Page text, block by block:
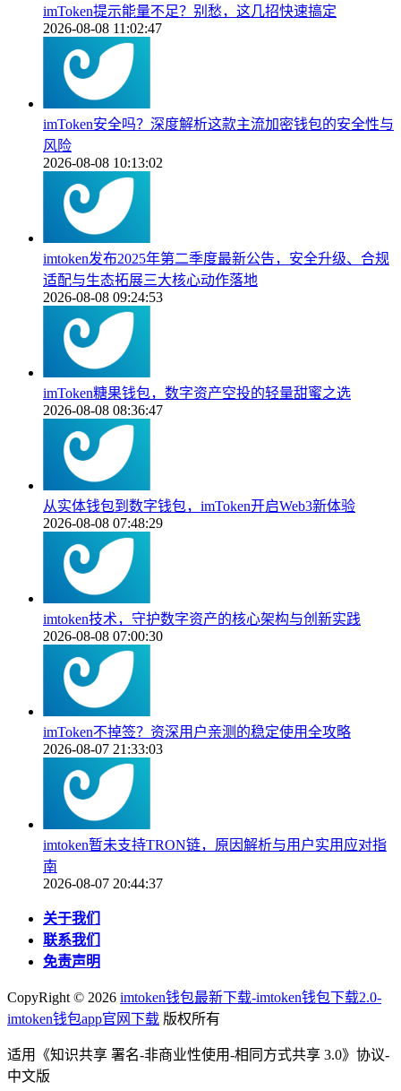
imToken提示能量不足？别愁，这几招快速搞定
2026-08-08 11:02:47
imToken安全吗？深度解析这款主流加密钱包的安全性与
风险
2026-08-08 10:13:02
imtoken发布2025年第二季度最新公告，安全升级、合规
适配与生态拓展三大核心动作落地
2026-08-08 09:24:53
imToken糖果钱包，数字资产空投的轻量甜蜜之选
2026-08-08 08:36:47
从实体钱包到数字钱包，imToken开启Web3新体验
2026-08-08 07:48:29
imtoken技术，守护数字资产的核心架构与创新实践
2026-08-08 07:00:30
imToken不掉签？资深用户亲测的稳定使用全攻略
2026-08-07 21:33:03
imtoken暂未支持TRON链，原因解析与用户实用应对指
南
2026-08-07 20:44:37
关于我们
联系我们
免责声明
CopyRight © 2026 imtoken钱包最新下载-imtoken钱包下载2.0-
imtoken钱包app官网下载 版权所有
适用《知识共享 署名-非商业性使用-相同方式共享 3.0》协议-
中文版